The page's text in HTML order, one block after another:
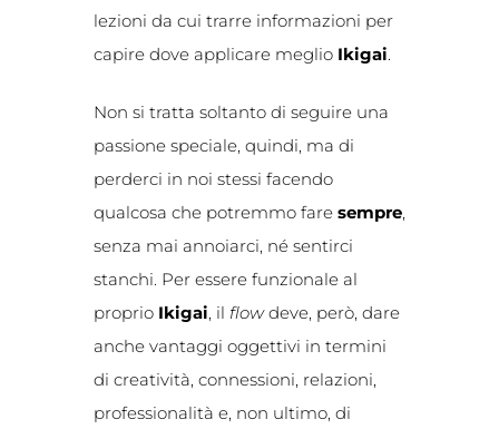
lezioni da cui trarre informazioni per
capire dove applicare meglio Ikigai.
Non si tratta soltanto di seguire una
passione speciale, quindi, ma di
perderci in noi stessi facendo
qualcosa che potremmo fare sempre,
senza mai annoiarci, né sentirci
stanchi. Per essere funzionale al
proprio Ikigai, il flowdeve, però, dare
anche vantaggi oggettivi in termini
di creatività, connessioni, relazioni,
professionalità e, non ultimo, di